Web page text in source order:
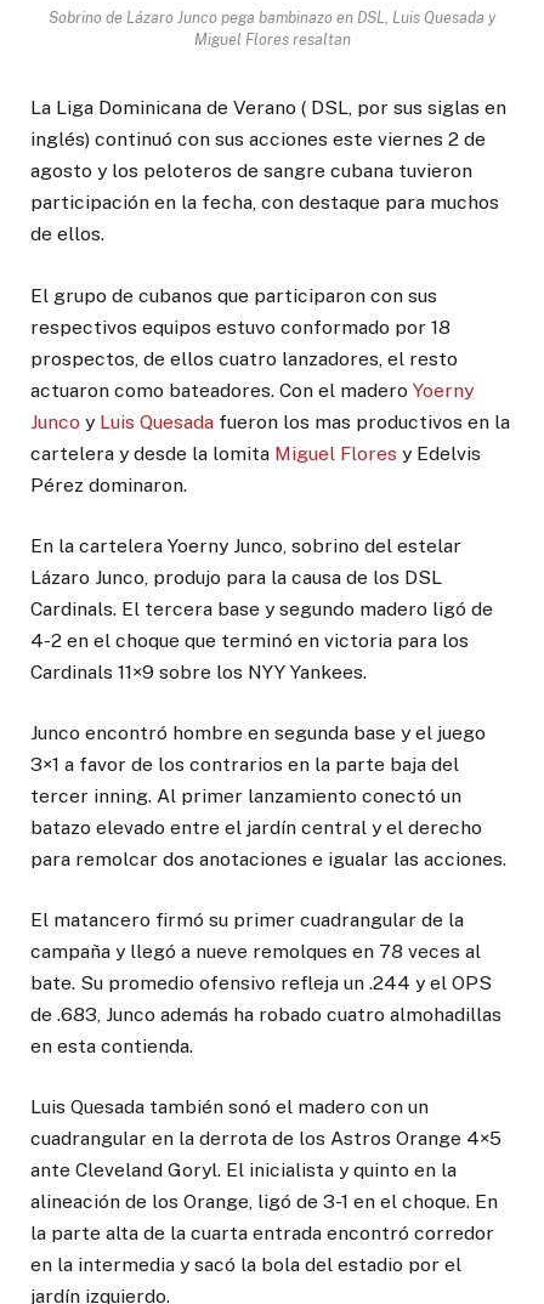
Sobrino de Lázaro Junco pega bambinazo en DSL, Luis Quesada y
Miguel Flores resaltan
La Liga Dominicana de Verano ( DSL, por sus siglas en
inglés) continuó con sus acciones este viernes 2 de
agosto y los peloteros de sangre cubana tuvieron
participación en la fecha, con destaque para muchos
de ellos.
El grupo de cubanos que participaron con sus
respectivos equipos estuvo conformado por 18
prospectos, de ellos cuatro lanzadores, el resto
actuaron como bateadores. Con el madero Yoerny
Junco y Luis Quesada fueron los mas productivos en la
cartelera y desde la lomita Miguel Flores y Edelvis
Pérez dominaron.
En la cartelera Yoerny Junco, sobrino del estelar
Lázaro Junco, produjo para la causa de los DSL
Cardinals. El tercera base y segundo madero ligó de
4-2 en el choque que terminó en victoria para los
Cardinals 11×9 sobre los NYY Yankees.
Junco encontró hombre en segunda base y el juego
3×1 a favor de los contrarios en la parte baja del
tercer inning. Al primer lanzamiento conectó un
batazo elevado entre el jardín central y el derecho
para remolcar dos anotaciones e igualar las acciones.
El matancero firmó su primer cuadrangular de la
campaña y llegó a nueve remolques en 78 veces al
bate. Su promedio ofensivo refleja un .244 y el OPS
de .683, Junco además ha robado cuatro almohadillas
en esta contienda.
Luis Quesada también sonó el madero con un
cuadrangular en la derrota de los Astros Orange 4×5
ante Cleveland Goryl. El inicialista y quinto en la
alineación de los Orange, ligó de 3-1 en el choque. En
la parte alta de la cuarta entrada encontró corredor
en la intermedia y sacó la bola del estadio por el
jardín izquierdo.